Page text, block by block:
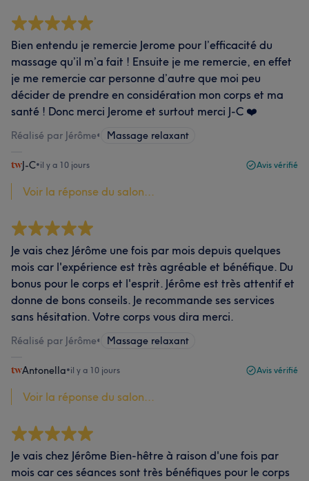
Bien entendu je remercie Jerome pour l’efficacité du
massage qu’il m’a fait ! Ensuite je me remercie, en effet
je me remercie car personne d’autre que moi peu
décider de prendre en considération mon corps et ma
santé ! Donc merci Jerome et surtout merci J-C ❤️
Réalisé par Jérôme• Massage relaxant
J-C•il y a 10 jours Avis vérifié
Voir la réponse du salon...
Je vais chez Jérôme une fois par mois depuis quelques
mois car l'expérience est très agréable et bénéfique. Du
bonus pour le corps et l'esprit. Jérôme est très attentif et
donne de bons conseils. Je recommande ses services
sans hésitation. Votre corps vous dira merci.
Réalisé par Jérôme• Massage relaxant
Antonella•il y a 10 jours Avis vérifié
Voir la réponse du salon...
Je vais chez Jérôme Bien-hêtre à raison d'une fois par
mois car ces séances sont très bénéfiques pour le corps